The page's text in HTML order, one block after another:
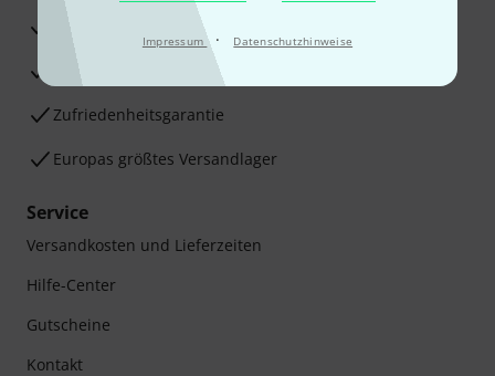
Impressum · Datenschutzhinweise
Beratung durch Fachexperten
Zufriedenheitsgarantie
Europas größtes Versandlager
Service
Versandkosten und Lieferzeiten
Hilfe-Center
Gutscheine
Kontakt